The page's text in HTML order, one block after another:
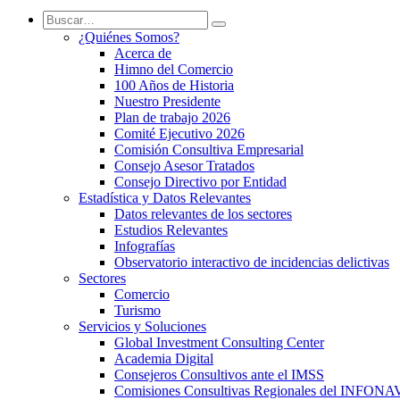
¿Quiénes Somos?
Acerca de
Himno del Comercio
100 Años de Historia
Nuestro Presidente
Plan de trabajo 2026
Comité Ejecutivo 2026
Comisión Consultiva Empresarial
Consejo Asesor Tratados
Consejo Directivo por Entidad
Estadística y Datos Relevantes
Datos relevantes de los sectores
Estudios Relevantes
Infografías
Observatorio interactivo de incidencias delictivas
Sectores
Comercio
Turismo
Servicios y Soluciones
Global Investment Consulting Center
Academia Digital
Consejeros Consultivos ante el IMSS
Comisiones Consultivas Regionales del